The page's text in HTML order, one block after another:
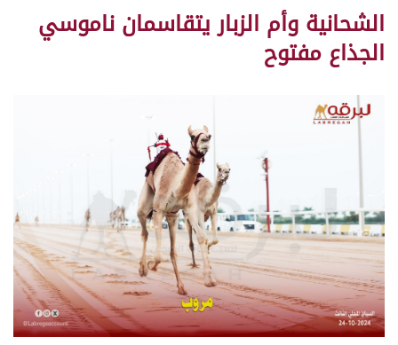
الشحانية وأم الزبار يتقاسمان ناموسي
الجذاع مفتوح